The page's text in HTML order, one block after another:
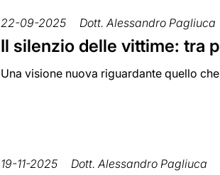
22-09-2025 Dott. Alessandro Pagliuca
Il silenzio delle vittime: tra
Una visione nuova riguardante quello
19-11-2025 Dott. Alessandro Pagliuca